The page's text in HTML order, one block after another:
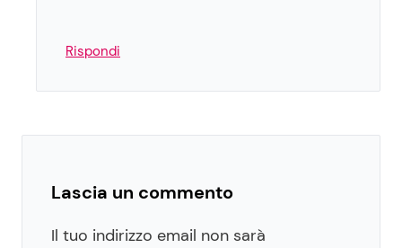
Rispondi
Lascia un commento
Il tuo indirizzo email non sarà